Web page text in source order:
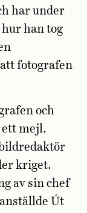
har under
han tog
fotografen
och
ett mejl.
kriget.
av sin chef
Út